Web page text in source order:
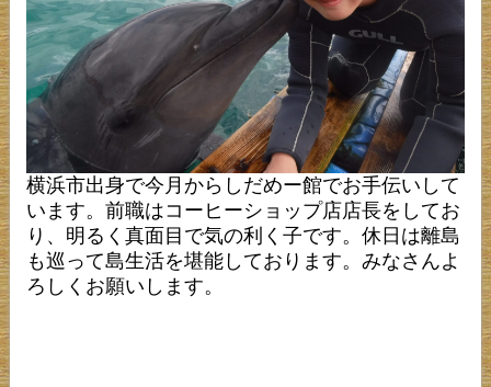
横浜市出身で今月からしだめー館でお手伝いして
います。前職はコーヒーショップ店店長をしてお
り、明るく真面目で気の利く子です。休日は離島
も巡って島生活を堪能しております。みなさんよ
ろしくお願いします。